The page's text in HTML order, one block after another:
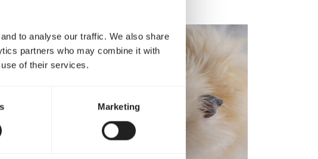
to analyse our traffic. We also share
partners who may combine it with
of their services.
Marketing